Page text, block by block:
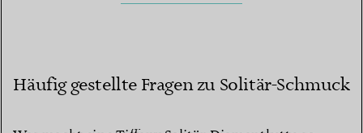
Häufig gestellte Fragen zu Solitär-Schmuck